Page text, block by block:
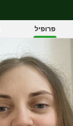
פרופיל